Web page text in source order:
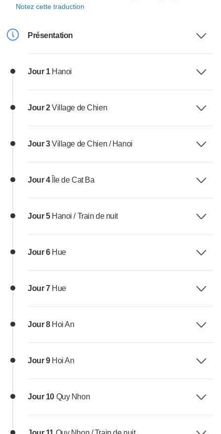
Notez cette traduction
Présentation
Jour 1 Hanoi
Jour 2Village de Chien
Jour 3Village de Chien / Hanoi
Jour 4 Île de Cat Ba
Jour 5 Hanoi / Train de nuit
Jour 6 Hue
Jour 7 Hue
Jour 8 Hoi An
Jour 9 Hoi An
Jour 10 Quy Nhon